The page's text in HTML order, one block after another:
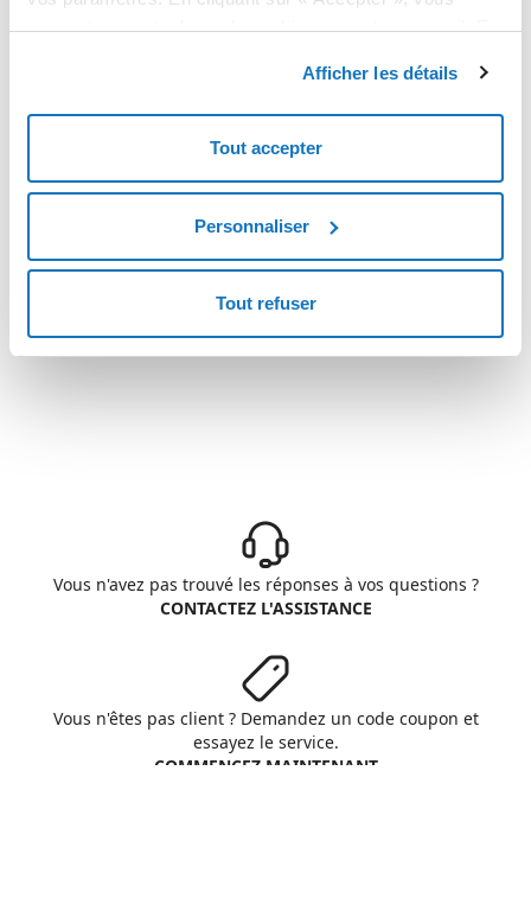
consentez au stockage de cookies sur votre appareil. En
stockage des cookies nécessaires.
Afficher les détails
Tout accepter
Personnaliser
Tout refuser
Vous n'avez pas trouvé les réponses à vos questions ?
CONTACTEZ L'ASSISTANCE
Vous n'êtes pas client ? Demandez un code coupon et
essayez le service.
COMMENCEZ MAINTENANT